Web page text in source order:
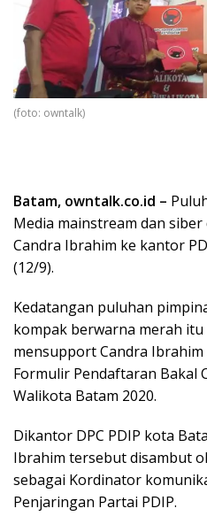
(foto: owntalk)
Batam, owntalk.co.id –
Media mainstream dan
Candra Ibrahim ke kantor
(12/9).
Kedatangan puluhan
kompak berwarna merah
mensupport Candra
Formulir Pendaftaran Bakal
Walikota Batam 2020.
Dikantor DPC PDIP kota
Ibrahim tersebut disambut
sebagai Kordinator
Penjaringan Partai PDIP.